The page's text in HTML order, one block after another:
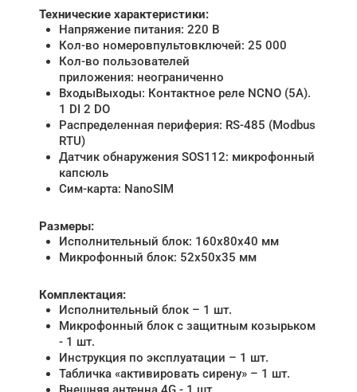
Технические характеристики:
Напряжение питания: 220 В
Кол-во номеровпультовключей: 25 000
Кол-во пользователей
приложения: неограниченно
ВходыВыходы: Контактное реле NCNО (5А).
1 DI 2 DO
Распределенная периферия: RS-485 (Modbus
RTU)
Датчик обнаружения SOS112: микрофонный
капсюль
Сим-карта: NanoSIM
Размеры:
Исполнительный блок: 160х80х40 мм
Микрофонный блок: 52х50х35 мм
Комплектация:
Исполнительный блок – 1 шт.
Микрофонный блок с защитным козырьком
- 1 шт.
Инструкция по эксплуатации – 1 шт.
Табличка «активировать сирену» – 1 шт.